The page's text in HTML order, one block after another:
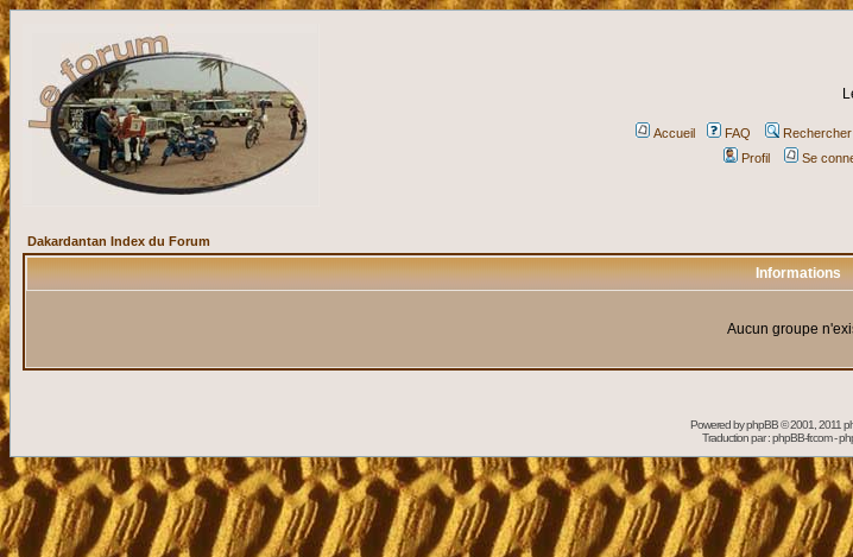
Accueil FAQ Rechercher
Profil
Se
Dakardantan Index du Forum
Informations
Aucun groupe
Powered byphpBB© 2001, 2011
Traduction par :phpBB-fr.com-